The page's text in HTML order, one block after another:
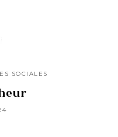
SOCIALES